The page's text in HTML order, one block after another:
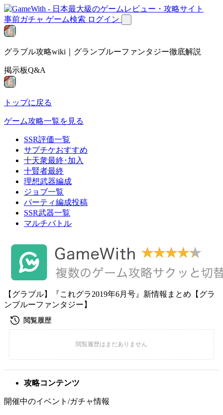
事前ガチャ ゲーム検索 ログイン
グラブル攻略wiki｜グランブルーファンタジー徹底解説
掲示板Q&A
トップに戻る
ゲーム攻略一覧を見る
SSR評価一覧
サプチケおすすめ
十天衆最終･加入
十賢者最終
理想武器編成
ジョブ一覧
パーティ編成投稿
SSR武器一覧
マルチバトル
【グラブル】『これグラ2019年6月号』新情報まとめ【グラ
ンブルーファンタジー】
攻略コンテンツ
開催中のイベント/ガチャ情報